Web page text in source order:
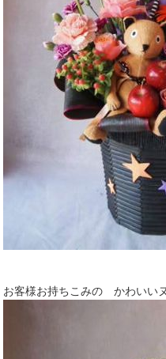
お客様お持ちこみの かわいい